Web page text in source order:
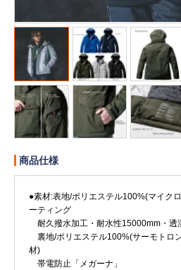
デジタルカタログ
クイックオーダー
（注文番号からご注文）
ログアウト
商品仕様
●素材:表地/ポリエステル100%(マイク
ーティング
耐久撥水加工・耐水性15000mm・透
裏地/ポリエステル100%(サーモトロ
材)
帯電防止「メガーナ」